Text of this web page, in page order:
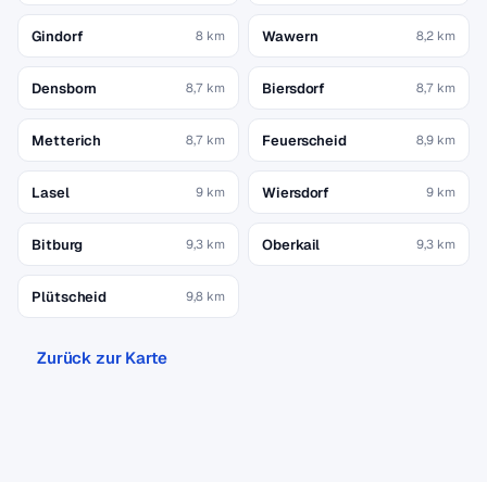
Gindorf 8 km Wawern 8,2 km
Densborn 8,7 km Biersdorf 8,7 km
Metterich 8,7 km Feuerscheid 8,9 km
Lasel 9 km Wiersdorf 9 km
Bitburg 9,3 km Oberkail 9,3 km
Plütscheid 9,8 km
Zurück zur Karte